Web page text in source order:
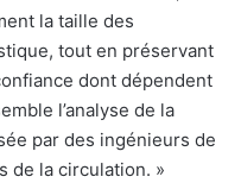
la taille des
tout en préservant
dont dépendent
l’analyse de la
par des ingénieurs de
de la circulation. »